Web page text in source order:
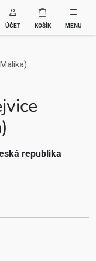
ÚČET KOŠÍK MENU
republika